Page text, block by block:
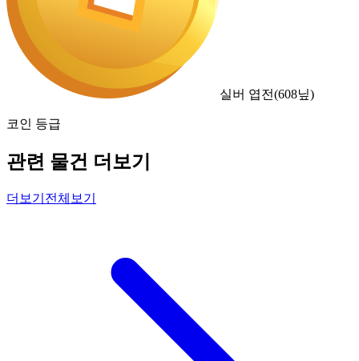
실버 엽전(608닢)
코인 등급
관련 물건 더보기
더보기 전체보기